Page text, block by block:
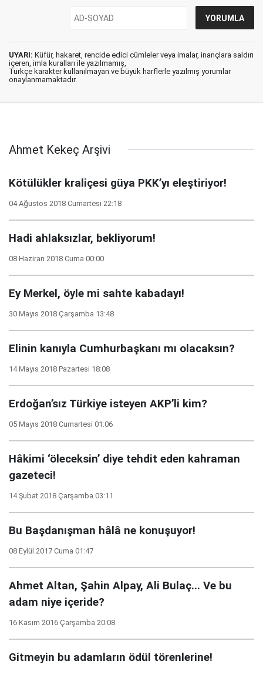
UYARI: Küfür, hakaret, rencide edici cümleler veya imalar, inançlara saldırı
içeren, imla kuralları ile yazılmamış,
Türkçe karakter kullanılmayan ve büyük harflerle yazılmış yorumlar
onaylanmamaktadır.
Ahmet Kekeç Arşivi
Kötülükler kraliçesi güya PKK’yı eleştiriyor!
04 Ağustos 2018 Cumartesi 22:18
Hadi ahlaksızlar, bekliyorum!
08 Haziran 2018 Cuma 00:00
Ey Merkel, öyle mi sahte kabadayı!
30 Mayıs 2018 Çarşamba 13:48
Elinin kanıyla Cumhurbaşkanı mı olacaksın?
14 Mayıs 2018 Pazartesi 18:08
Erdoğan’sız Türkiye isteyen AKP’li kim?
05 Mayıs 2018 Cumartesi 01:06
Hâkimi ‘öleceksin’ diye tehdit eden kahraman
gazeteci!
14 Şubat 2018 Çarşamba 03:11
Bu Başdanışman hâlâ ne konuşuyor!
08 Eylül 2017 Cuma 01:47
Ahmet Altan, Şahin Alpay, Ali Bulaç... Ve bu
adam niye içeride?
16 Kasım 2016 Çarşamba 20:08
Gitmeyin bu adamların ödül törenlerine!